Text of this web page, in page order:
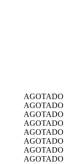
AGOTADO
AGOTADO
AGOTADO
AGOTADO
AGOTADO
AGOTADO
AGOTADO
AGOTADO